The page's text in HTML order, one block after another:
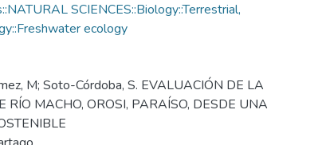
SCIENCES::Biology::Terrestrial,
ecology
M; Soto-Córdoba, S. EVALUACIÓN DE LA
MACHO, OROSI, PARAÍSO, DESDE UNA